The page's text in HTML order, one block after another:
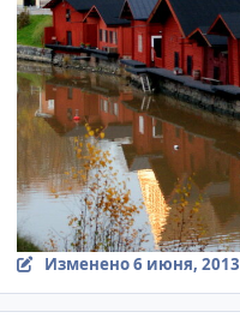
Изменено6 июня, 2013